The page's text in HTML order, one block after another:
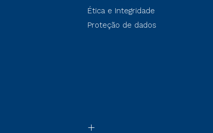
Ética e Integridade
Proteção de dados